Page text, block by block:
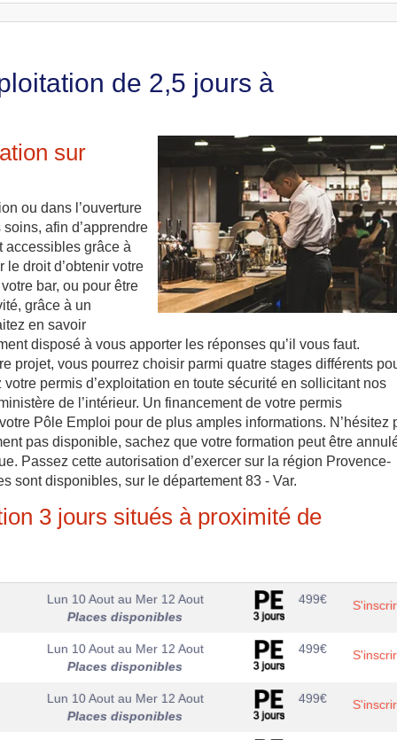
de 2,5 jours à
sur
ou dans l’ouverture
afin d’apprendre
accessibles grâce à
droit d’obtenir votre
bar, ou pour être
grâce à un
en savoir
disposé à vous apporter les réponses qu’il vous faut.
projet, vous pourrez choisir parmi quatre stages différents
permis d’exploitation en toute sécurité en sollicitant nos
de l’intérieur. Un financement de votre permis
Pôle Emploi pour de plus amples informations. N’hésitez
pas disponible, sachez que votre formation peut être
Passez cette autorisation d’exercer sur la région Provence-
sont disponibles, sur le département 83 - Var.
3 jours situés à proximité de
Lun 10 Aout au Mer 12 Aout
Places disponibles
499€
Lun 10 Aout au Mer 12 Aout
Places disponibles
499€
Lun 10 Aout au Mer 12 Aout
Places disponibles
499€